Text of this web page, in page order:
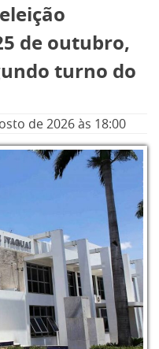
de outubro,
turno do
de 2026às 18:00